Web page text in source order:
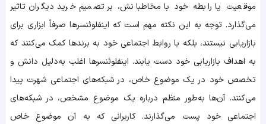
موقعیت یا رابطه خود با مخاطبانش، بر تصمیم خرید دیگران تاثیر
می‌گذارد. توجه به این نکته مهم است که اینفلوئنسرها صرفاً ابزاری برای
بازاریابی نیستند، بلکه با روابط اجتماعی خود به برندها کمک می‌کنند که
به اهداف بازاریابی خود دست یابند. اینفلوئنسرها اغلب به‌دلیل دانش و
تخصص خود در یک موضوع خاص، در شبکه‌های اجتماعی شهرت پیدا
می‌کنند. آن‌ها به‌طور منظم درباره یک موضوع مشخص، در شبکه‌های
اجتماعی خود پست می‌گذارند. کاربرانی که به آن موضوع خاص